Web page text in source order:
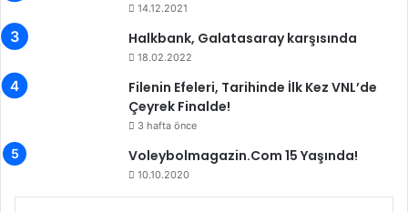
k
ı
ı
'
a
D
s
l
o
a
k
s
l
14.12.2021
Halkbank, Galatasaray karşısında
18.02.2022
Filenin Efeleri, Tarihinde İlk Kez VNL’de
Çeyrek Finalde!
3 hafta önce
Voleybolmagazin.Com 15 Yaşında!
10.10.2020